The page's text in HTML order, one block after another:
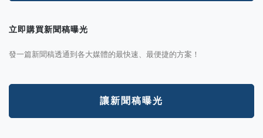
立即購買新聞稿曝光
發一篇新聞稿透通到各大媒體的最快速、最便捷的方案！
讓新聞稿曝光